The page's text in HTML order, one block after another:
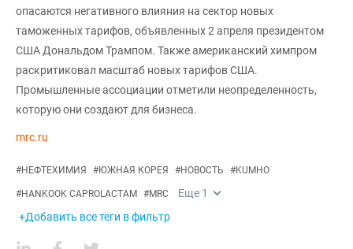
опасаются негативного влияния на сектор новых
таможенных тарифов, объявленных 2 апреля президентом
США Дональдом Трампом. Также американский химпром
раскритиковал масштаб новых тарифов США.
Промышленные ассоциации отметили неопределенность,
которую они создают для бизнеса.
mrc.ru
#НЕФТЕХИМИЯ #ЮЖНАЯ КОРЕЯ #НОВОСТЬ #KUMHO
#HANKOOK CAPROLACTAM #MRC Еще 1
+Добавить все теги в фильтр